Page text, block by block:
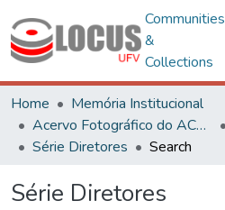
Communities
&
Collections
Home
Memória Institucional
Acervo Fotográfico do ACH-UFV
Série Diretores
Search
Série Diretores